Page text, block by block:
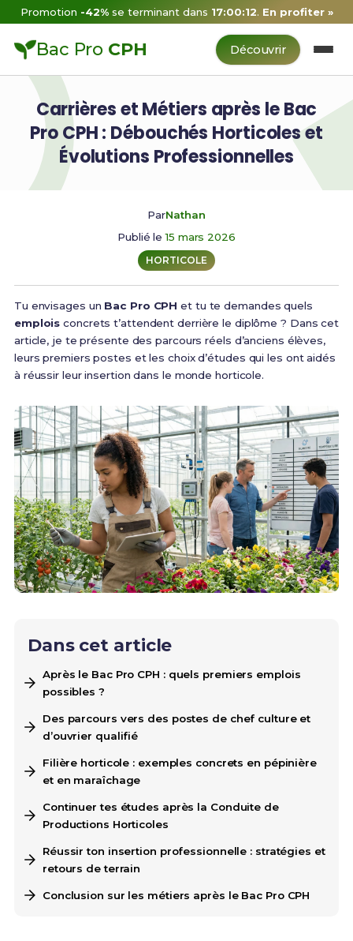
Promotion -42% se terminant dans 17:00:11. En profiter »
Bac Pro CPH Découvrir
Carrières et Métiers après le Bac
Pro CPH : Débouchés Horticoles et
Évolutions Professionnelles
ParNathan
Publié le15 mars 2026
HORTICOLE
Tu envisages un Bac Pro CPH et tu te demandes quels
emplois concrets t’attendent derrière le diplôme ? Dans cet
article, je te présente des parcours réels d’anciens élèves,
leurs premiers postes et les choix d’études qui les ont aidés
à réussir leur insertion dans le monde horticole.
Dans cet article
Après le Bac Pro CPH : quels premiers emplois
possibles ?
Des parcours vers des postes de chef culture et
d’ouvrier qualifié
Filière horticole : exemples concrets en pépinière
et en maraîchage
Continuer tes études après la Conduite de
Productions Horticoles
Réussir ton insertion professionnelle : stratégies et
retours de terrain
Conclusion sur les métiers après le Bac Pro CPH